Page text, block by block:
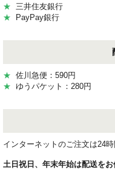
★ 三井住友銀行
★ PayPay銀行
★ 佐川急便：590円
★ ゆうパケット：280円
インターネットのご注文は24時
土日祝日、年末年始は配送をお